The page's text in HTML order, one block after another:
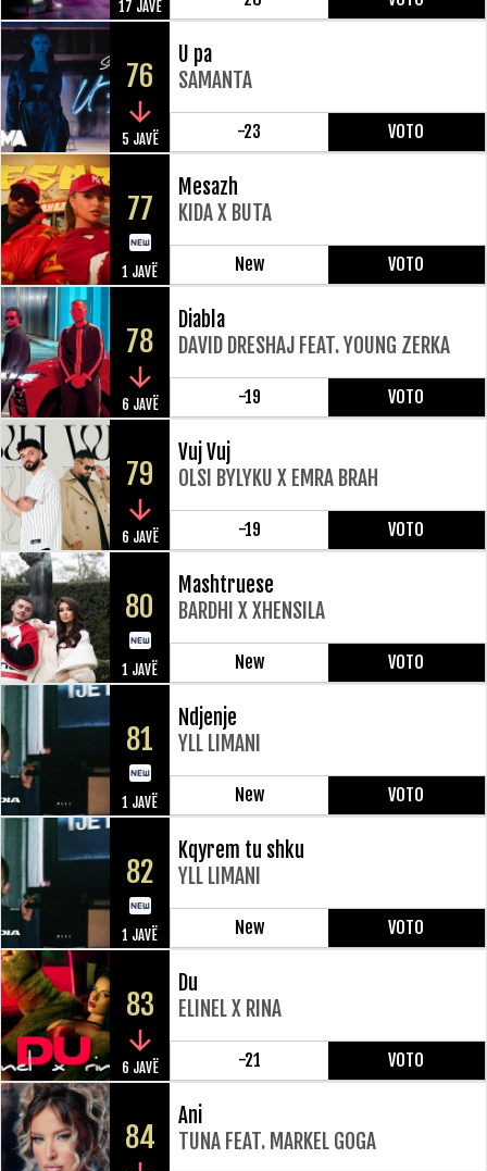
17 JAVË
76
5 JAVË
U pa
SAMANTA
-23 VOTO
77
1 JAVË
Mesazh
KIDA X BUTA
New VOTO
78
6 JAVË
Diabla
DAVID DRESHAJ FEAT. YOUNG ZERKA
-19 VOTO
79
6 JAVË
Vuj Vuj
OLSI BYLYKU X EMRA BRAH
-19 VOTO
80
1 JAVË
Mashtruese
BARDHI X XHENSILA
New VOTO
81
1 JAVË
Ndjenje
YLL LIMANI
New VOTO
82
1 JAVË
Kqyrem tu shku
YLL LIMANI
New VOTO
83
6 JAVË
Du
ELINEL X RINA
-21 VOTO
84
Ani
TUNA FEAT. MARKEL GOGA